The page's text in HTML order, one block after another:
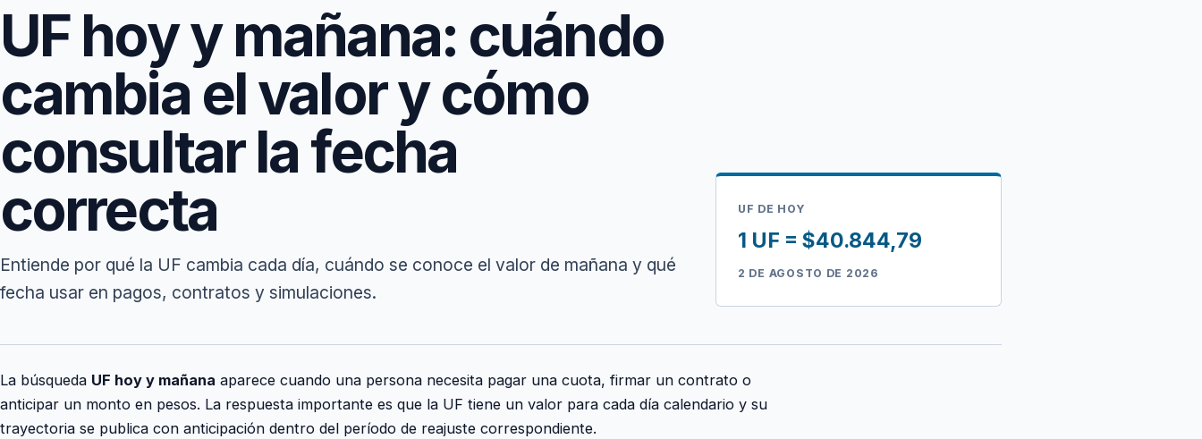
UF hoy y mañana: cuándo
cambia el valor y cómo
consultar la fecha
correcta
Entiende por qué la UF cambia cada día, cuándo se conoce el valor de mañana y qué
fecha usar en pagos, contratos y simulaciones.
UF DE HOY
1 UF = $40.844,79
2 DE AGOSTO DE 2026
La búsqueda UF hoy y mañana aparece cuando una persona necesita pagar una cuota, firmar un contrato o
anticipar un monto en pesos. La respuesta importante es que la UF tiene un valor para cada día calendario y su
trayectoria se publica con anticipación dentro del período de reajuste correspondiente.